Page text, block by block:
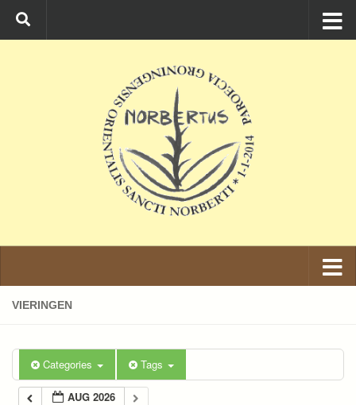
Ga naar de inhoud
VIERINGEN
Categories Tags
AUG 2026